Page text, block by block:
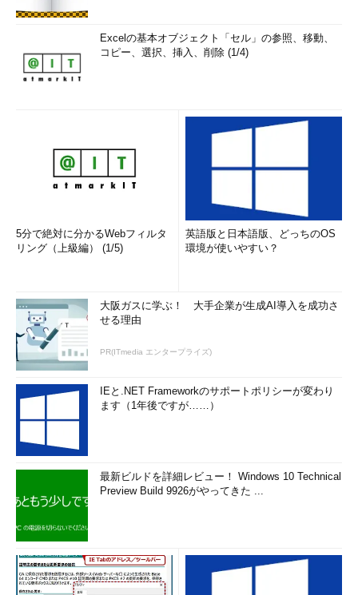
Excelの基本オブジェクト「セル」の参照、移動、
コピー、選択、挿入、削除 (1/4)
5分で絶対に分かるWebフィルタ
リング（上級編） (1/5)
英語版と日本語版、どっちのOS
環境が使いやすい？
大阪ガスに学ぶ！ 大手企業が生成AI導入を成功さ
せる理由
PR(ITmedia エンタープライズ)
IEと.NET Frameworkのサポートポリシーが変わり
ます（1年後ですが……）
最新ビルドを詳細レビュー！ Windows 10 Technical
Preview Build 9926がやってきた ...